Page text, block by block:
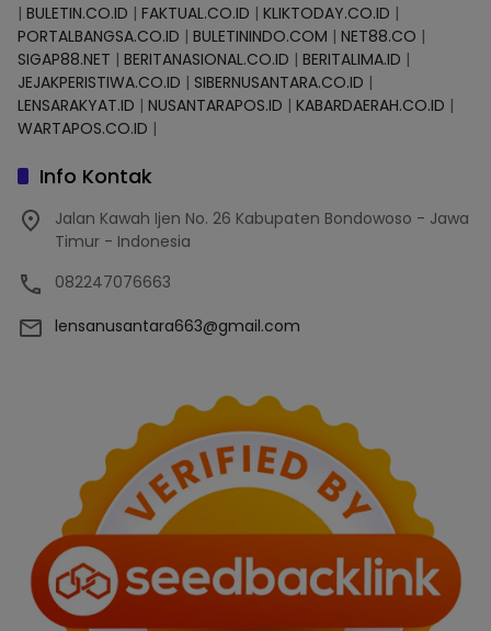
| BULETIN.CO.ID | FAKTUAL.CO.ID | KLIKTODAY.CO.ID |
PORTALBANGSA.CO.ID | BULETININDO.COM | NET88.CO |
SIGAP88.NET | BERITANASIONAL.CO.ID | BERITALIMA.ID |
JEJAKPERISTIWA.CO.ID | SIBERNUSANTARA.CO.ID |
LENSARAKYAT.ID | NUSANTARAPOS.ID | KABARDAERAH.CO.ID |
WARTAPOS.CO.ID |
Info Kontak
Jalan Kawah Ijen No. 26 Kabupaten Bondowoso - Jawa
Timur - Indonesia
082247076663
lensanusantara663@gmail.com